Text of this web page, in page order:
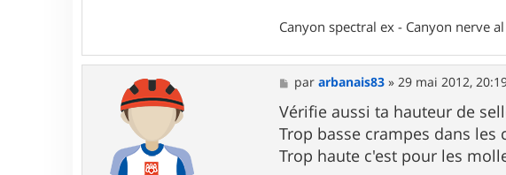
a
n
a
l
a
o
n
Canyon spectral ex - Canyon nerve
M
e
s
s
a
g
e
pararbanais83 » 29 mai 2012,
Vérifie aussi ta hauteur de
Trop basse crampes dans les
Trop haute c'est pour les